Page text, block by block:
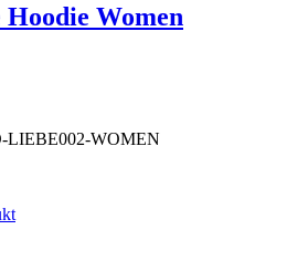
Women
LIEBE002-WOMEN